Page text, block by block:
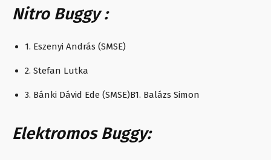
Nitro Buggy :
1. Eszenyi András (SMSE)
2. Stefan Lutka
3. Bánki Dávid Ede (SMSE)B1. Balázs Simon
Elektromos Buggy: